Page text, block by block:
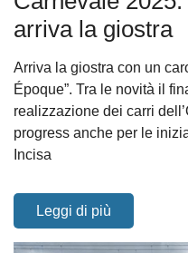
arriva la giostra
Arriva la giostra con un
Époque”. Tra le novità il
realizzazione dei carri
progress anche per le
Incisa
Leggi di più